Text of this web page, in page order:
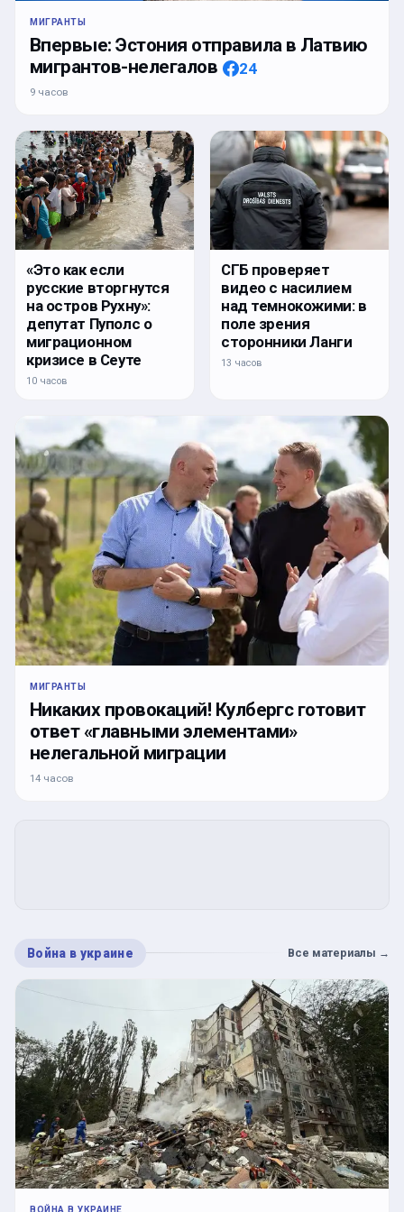
МИГРАНТЫ
Впервые: Эстония отправила в Латвию
мигрантов-нелегалов
24
9 часов
«Это как если
русские вторгнутся
на остров Рухну»:
депутат Пуполс о
миграционном
кризисе в Сеуте
10 часов
СГБ проверяет
видео с насилием
над темнокожими: в
поле зрения
сторонники Ланги
13 часов
МИГРАНТЫ
Никаких провокаций! Кулбергс готовит
ответ «главными элементами»
нелегальной миграции
14 часов
Война в украине Все материалы →